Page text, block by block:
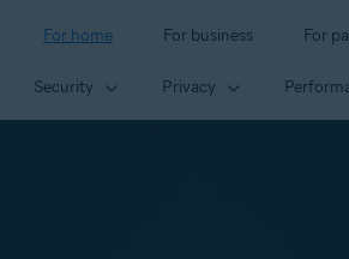
For home For business For
Security Privacy